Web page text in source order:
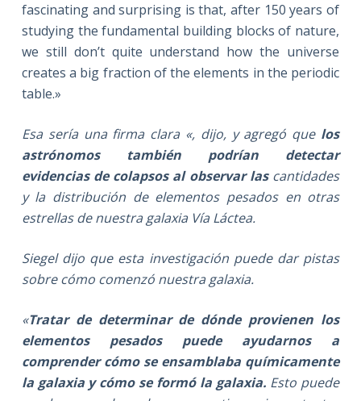
fascinating and surprising is that, after 150 years of
studying the fundamental building blocks of nature,
we still don’t quite understand how the universe
creates a big fraction of the elements in the periodic
table.»
Esa sería una firma clara «, dijo, y agregó que los
astrónomos también podrían detectar
evidencias de colapsos al observar lascantidades
y la distribución de elementos pesados en otras
estrellas de nuestra galaxia Vía Láctea.
Siegel dijo que esta investigación puede dar pistas
sobre cómo comenzó nuestra galaxia.
«Tratar de determinar de dónde provienen los
elementos pesados puede ayudarnos a
comprender cómo se ensamblaba químicamente
la galaxia y cómo se formó la galaxia. Esto puede